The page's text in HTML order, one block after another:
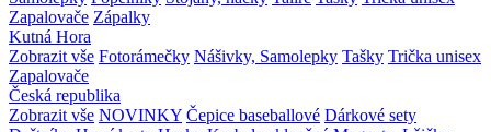
Zapalovače Zápalky
Kutná Hora
Zobrazit vše Fotorámečky Nášivky, Samolepky Tašky Trička unisex
Zapalovače
Česká republika
Zobrazit vše NOVINKY Čepice baseballové Dárkové sety